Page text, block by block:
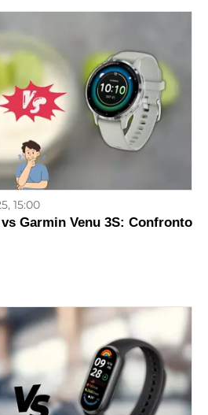
15:00
Garmin Venu 3S: Confronto